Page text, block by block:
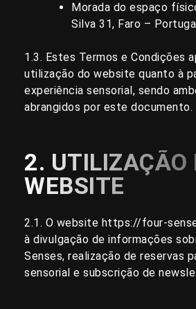
Morada do espaço
Silva 31, Faro – Portugal
1.3. Estes Termos e Condições
utilização do website quanto à
experiência sensorial, sendo
abrangidos por este documento.
2. UTILIZAÇÃO
WEBSITE
2.1. O website https://four-
à divulgação de informações
Senses, realização de reservas
sensorial e subscrição de